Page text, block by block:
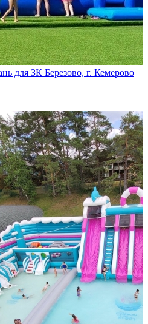
для ЗК Березово, г. Кемерово